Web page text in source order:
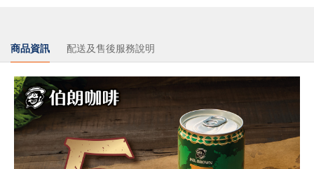
商品資訊 配送及售後服務說明